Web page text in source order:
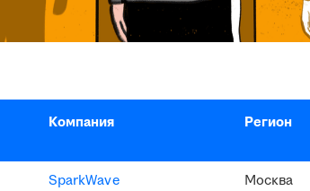
Компания Регион
SparkWave Москва